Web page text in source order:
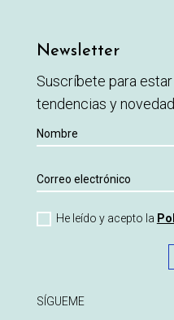
Newsletter
Suscríbete para
tendencias y
He leído y acepto la
SÍGUEME